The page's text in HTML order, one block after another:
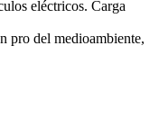
Carga